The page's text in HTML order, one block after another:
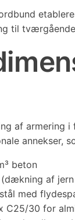
til
af armering
annekser,
beton
af
med
C25/30 for